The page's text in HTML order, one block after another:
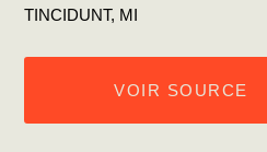
TINCIDUNT, MI
VOIR SOURCE